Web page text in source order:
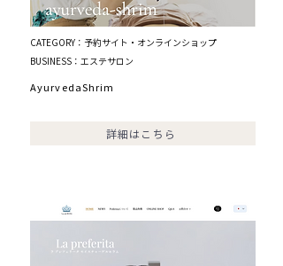
CATEGORY：予約サイト・オンラインショップ
BUSINESS：エステサロン
AyurvedaShrim
詳細はこちら